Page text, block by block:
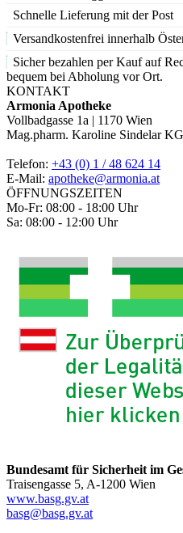
Schnelle Lieferung mit der Post
Versandkostenfrei innerhalb
Sicher bezahlen per Kauf auf
bequem bei Abholung vor Ort.
KONTAKT
Armonia Apotheke
Vollbadgasse 1a | 1170 Wien
Mag.pharm. Karoline Sindelar KG
Telefon: +43 (0) 1 / 48 624 14
E-Mail: apotheke@armonia.at
ÖFFNUNGSZEITEN
Mo-Fr: 08:00 - 18:00 Uhr
Sa: 08:00 - 12:00 Uhr
Bundesamt für Sicherheit im
Traisengasse 5, A-1200 Wien
www.basg.gv.at
basg@basg.gv.at